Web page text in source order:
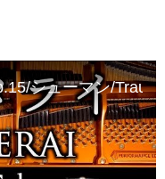
シューマン/